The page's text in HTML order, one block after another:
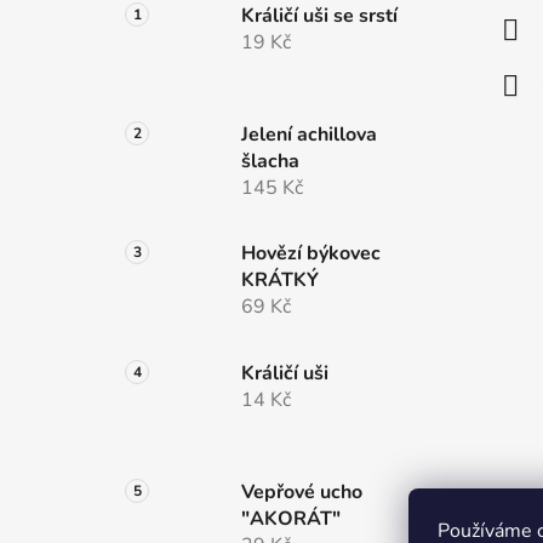
Používáme
Králičí uši se srstí
19 Kč
Jelení achillova
šlacha
145 Kč
Hovězí býkovec
KRÁTKÝ
69 Kč
Králičí uši
14 Kč
Vepřové ucho
"AKORÁT"